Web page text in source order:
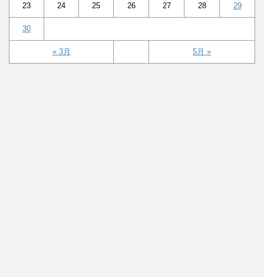
« 3月 5月 »
23 24 25 26 27 28 29
30